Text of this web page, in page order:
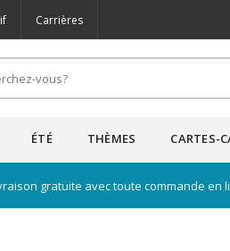
Carrières
ÉTÉ THÈMES CARTES-
gratuite avec toute commande en